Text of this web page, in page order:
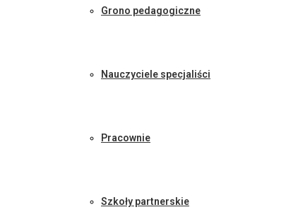
Grono pedagogiczne
Nauczyciele specjaliści
Pracownie
Szkoły partnerskie